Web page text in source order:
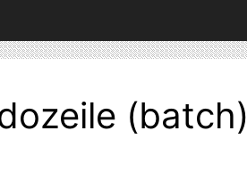
(batch)